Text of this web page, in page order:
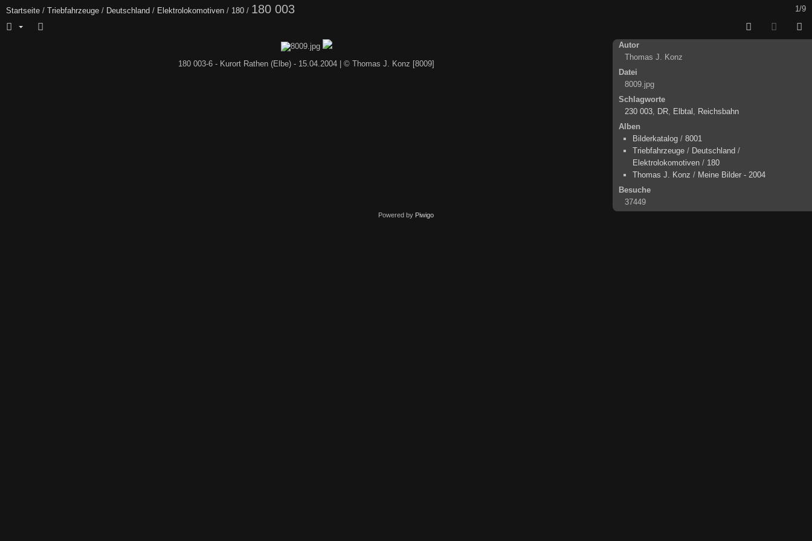
1/9
Startseite / Triebfahrzeuge / Deutschland / Elektrolokomotiven / 180 / 180 003
180 003-6 - Kurort Rathen (Elbe) - 15.04.2004 | © Thomas J. Konz [8009]
Autor
Thomas J. Konz
Datei
8009.jpg
Schlagworte
230 003, DR, Elbtal , Reichsbahn
Alben
Bilderkatalog / 8001
Triebfahrzeuge / Deutschland /
Elektrolokomotiven / 180
Thomas J. Konz / Meine Bilder - 2004
Besuche
37449
Powered by Piwigo